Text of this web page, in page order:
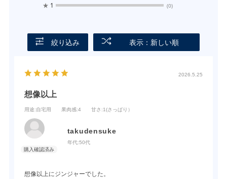
★ 1 (0)
絞り込み 表示：新しい順
2026.5.25
想像以上
用途:自宅用 果肉感:4 甘さ :1(さっぱり）
takudensuke
年代:50代
想像以上にジンジャーでした。